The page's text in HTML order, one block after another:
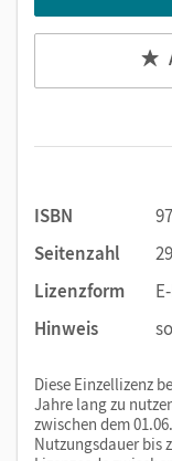
Übungen im
Diktate
E-Books auf
Praktische
Lehrwerkinhalte.
ISBN
Seitenzahl
Lizenzform
Hinweis
Diese Einzellizenz
Jahre lang zu
zwischen dem
Nutzungsdauer bis